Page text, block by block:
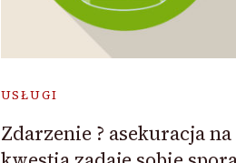
USŁUGI
Zdarzenie ? asekuracja